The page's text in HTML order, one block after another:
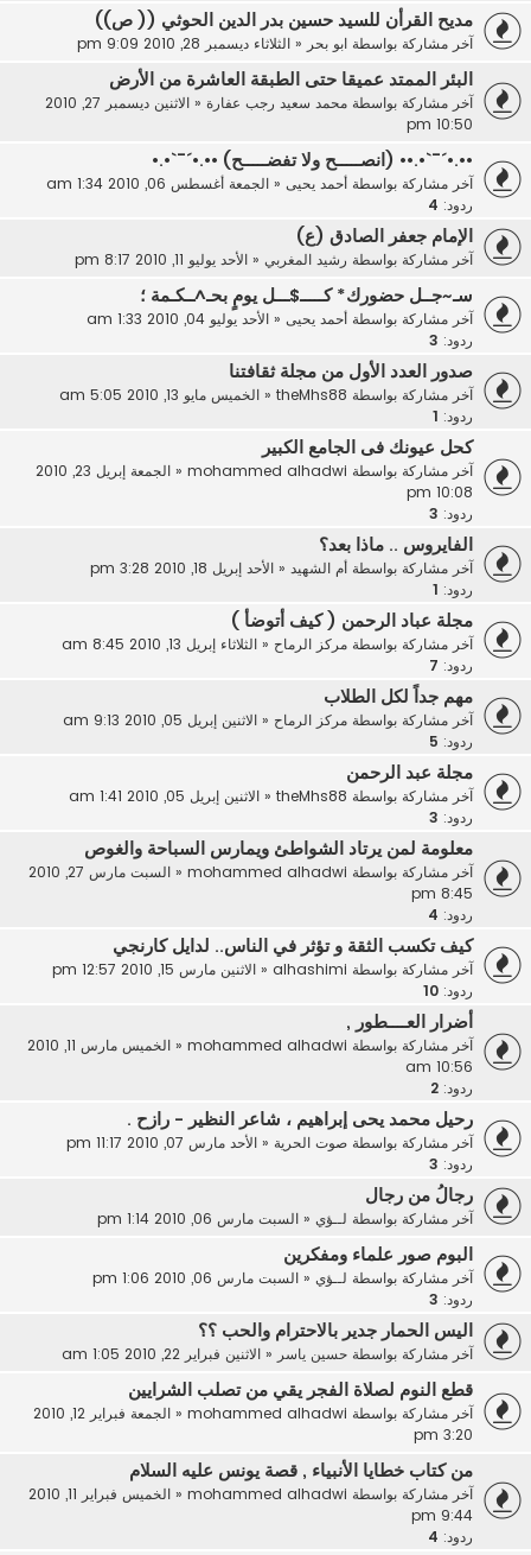
مديح القرأن للسيد حسين بدر الدين الحوثي (( ص))
آخر مشاركة بواسطة ابو بحر« الثلاثاء ديسمبر 28, 2010 9:09 pm
البئر الممتد عميقا حتى الطبقة العاشرة من الأرض
آخر مشاركة بواسطة محمد سعيد رجب عفارة«
الاثنين ديسمبر 27, 2010
10:50 pm
••.•´¯`•.•• (انصـــــح ولا تفضـــــح) ••.•´¯`•.•
آخر مشاركة بواسطة أحمد يحيى « الجمعة أغسطس 06, 2010 1:34 am
ردود: 4
الإمام جعفر الصادق (ع)
آخر مشاركة بواسطة رشيد المغربي « الأحد يوليو 11, 2010 8:17 pm
سـ~جــل حضورك* كـــــ$ـــل يومٍ بحـ^ــكـمة ؛
آخر مشاركة بواسطة أحمد يحيى « الأحد يوليو 04, 2010 1:33 am
ردود: 3
صدور العدد الأول من مجلة ثقافتنا
آخر مشاركة بواسطة theMhs88
« الخميس مايو 13, 2010 5:05 am
ردود:
كحل عيونك فى الجامع الكبير
آخر مشاركة بواسطة mohammed alhadwi
«
الجمعة إبريل 23, 2010
10:08 pm
ردود: 3
الفايروس .. ماذا بعد؟
آخر مشاركة بواسطة أم الشهيد« الأحد إبريل 18, 2010 3:28 pm
ردود:
مجلة عباد الرحمن ( كيف أتوضأ )
آخر مشاركة بواسطة مركز الرماح« الثلاثاء إبريل 13, 2010 8:45 am
ردود: 7
مهم جداً لكل الطلاب
آخر مشاركة بواسطة مركز الرماح« الاثنين إبريل 05, 2010 9:13 am
ردود: 5
مجلة عبد الرحمن
آخر مشاركة بواسطة theMhs88
« الاثنين إبريل 05, 2010 1:41 am
ردود: 3
معلومة لمن يرتاد الشواطئ ويمارس السباحة والغوص
آخر مشاركة بواسطة mohammed alhadwi
«
السبت مارس 27, 2010
8:45 pm
ردود: 4
كيف تكسب الثقة و تؤثر في الناس.. لدايل كارنجي
آخر مشاركة بواسطة alhashimi
« الاثنين مارس 15, 2010 12:57 pm
ردود: 10
أضرار العــــطور ,
آخر مشاركة بواسطة mohammed alhadwi
«
الخميس مارس 11, 2010
10:56 am
ردود: 2
رحيل محمد يحى إبراهيم ، شاعر النظير - رازح .
آخر مشاركة بواسطة صوت الحرية« الأحد مارس 07, 2010 11:17 pm
ردود: 3
رجالُ من رجال
آخر مشاركة بواسطة لــؤي« السبت مارس 06, 2010 1:14 pm
البوم صور علماء ومفكرين
آخر مشاركة بواسطة لــؤي« السبت مارس 06, 2010 1:06 pm
ردود: 3
اليس الحمار جدير بالاحترام والحب ؟؟
آخر مشاركة بواسطة حسين ياسر« الاثنين فبراير 22, 2010 1:05 am
قطع النوم لصلاة الفجر يقي من تصلب الشرايين
آخر مشاركة بواسطة mohammed alhadwi
«
الجمعة فبراير 12, 2010
3:20 pm
من كتاب خطايا الأنبياء , قصة يونس عليه السلام
آخر مشاركة بواسطة mohammed alhadwi
«
الخميس فبراير 11, 2010
9:44 pm
ردود: 4